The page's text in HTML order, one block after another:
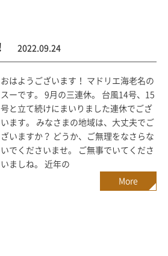
2022.09.24
おはようございます！ マドリエ海老名の
スーです。 9月の三連休。 台風14号、15
号と立て続けにまいりました連休でござ
います。 みなさまの地域は、大丈夫でご
ざいますか？ どうか、ご無理をなさらな
いでくださいませ。 ご無事でいてくださ
いましね。 近年の
More